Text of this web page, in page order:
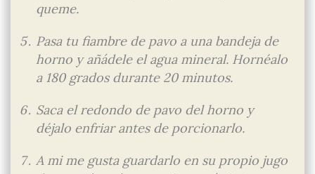
queme.
Pasa tu fiambre de pavo a una bandeja de
horno y añádele el agua mineral. Hornéalo
a 180 grados durante 20 minutos.
Saca el redondo de pavo del horno y
déjalo enfriar antes de porcionarlo.
A mi me gusta guardarlo en su propio jugo